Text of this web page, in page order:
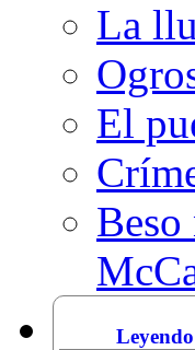
La
El
Leyendo